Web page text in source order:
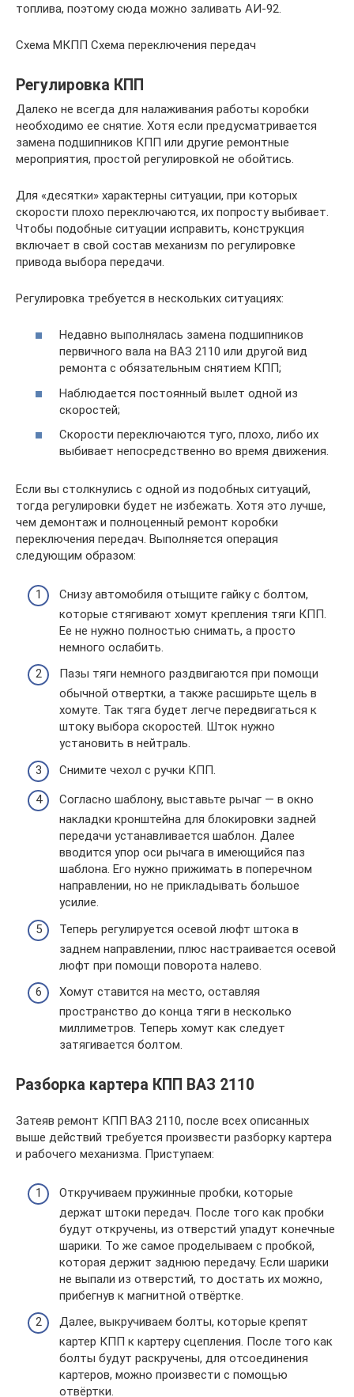
топлива, поэтому сюда можно заливать АИ-92.
Схема МКПП Схема переключения передач
Регулировка КПП
Далеко не всегда для налаживания работы коробки
необходимо ее снятие. Хотя если предусматривается
замена подшипников КПП или другие ремонтные
мероприятия, простой регулировкой не обойтись.
Для «десятки» характерны ситуации, при которых
скорости плохо переключаются, их попросту выбивает.
Чтобы подобные ситуации исправить, конструкция
включает в свой состав механизм по регулировке
привода выбора передачи.
Регулировка требуется в нескольких ситуациях:
Недавно выполнялась замена подшипников
первичного вала на ВАЗ 2110 или другой вид
ремонта с обязательным снятием КПП;
Наблюдается постоянный вылет одной из
скоростей;
Скорости переключаются туго, плохо, либо их
выбивает непосредственно во время движения.
Если вы столкнулись с одной из подобных ситуаций,
тогда регулировки будет не избежать. Хотя это лучше,
чем демонтаж и полноценный ремонт коробки
переключения передач. Выполняется операция
следующим образом:
Снизу автомобиля отыщите гайку с болтом,
которые стягивают хомут крепления тяги КПП.
Ее не нужно полностью снимать, а просто
немного ослабить.
Пазы тяги немного раздвигаются при помощи
обычной отвертки, а также расширьте щель в
хомуте. Так тяга будет легче передвигаться к
штоку выбора скоростей. Шток нужно
установить в нейтраль.
Снимите чехол с ручки КПП.
Согласно шаблону, выставьте рычаг — в окно
накладки кронштейна для блокировки задней
передачи устанавливается шаблон. Далее
вводится упор оси рычага в имеющийся паз
шаблона. Его нужно прижимать в поперечном
направлении, но не прикладывать большое
усилие.
Теперь регулируется осевой люфт штока в
заднем направлении, плюс настраивается осевой
люфт при помощи поворота налево.
Хомут ставится на место, оставляя
пространство до конца тяги в несколько
миллиметров. Теперь хомут как следует
затягивается болтом.
Разборка картера КПП ВАЗ 2110
Затеяв ремонт КПП ВАЗ 2110, после всех описанных
выше действий требуется произвести разборку картера
и рабочего механизма. Приступаем:
Откручиваем пружинные пробки, которые
держат штоки передач. После того как пробки
будут откручены, из отверстий упадут конечные
шарики. То же самое проделываем с пробкой,
которая держит заднюю передачу. Если шарики
не выпали из отверстий, то достать их можно,
прибегнув к магнитной отвёртке.
Далее, выкручиваем болты, которые крепят
картер КПП к картеру сцепления. После того как
болты будут раскручены, для отсоединения
картеров, можно произвести с помощью
отвёртки.